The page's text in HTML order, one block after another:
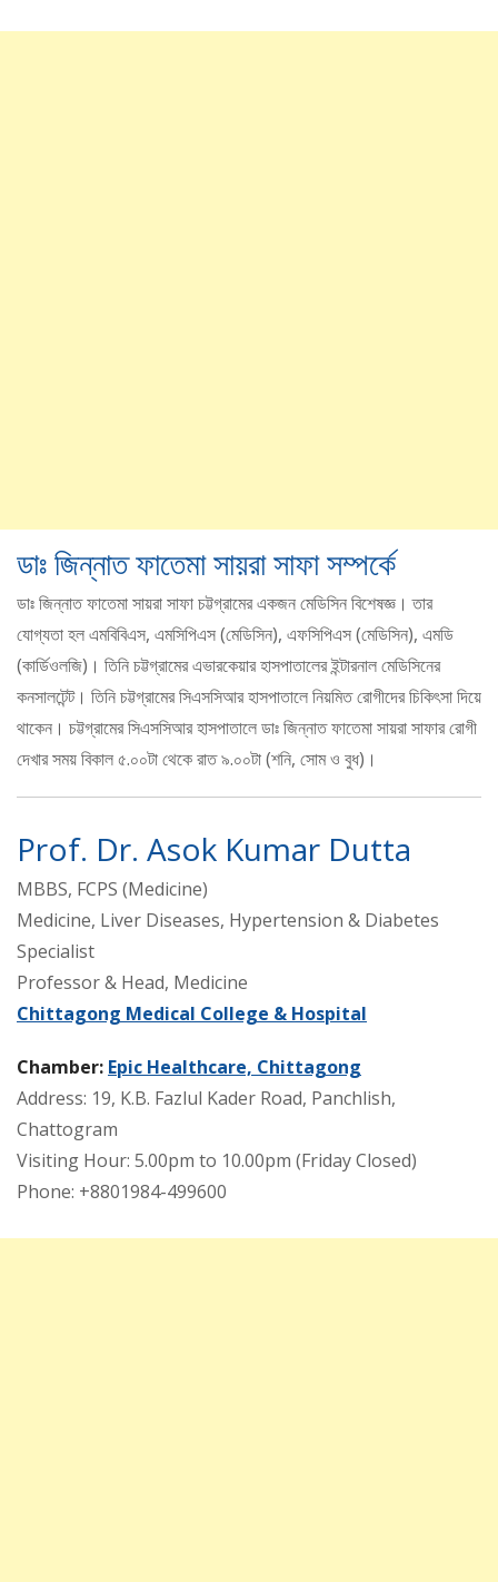
ডাঃ জিন্নাত ফাতেমা সায়রা সাফা সম্পর্কে
ডাঃ জিন্নাত ফাতেমা সায়রা সাফা চট্টগ্রামের একজন মেডিসিন বিশেষজ্ঞ। তার
যোগ্যতা হল এমবিবিএস, এমসিপিএস (মেডিসিন), এফসিপিএস (মেডিসিন), এমডি
(কার্ডিওলজি)। তিনি চট্টগ্রামের এভারকেয়ার হাসপাতালের ইন্টারনাল মেডিসিনের
কনসালটেন্ট। তিনি চট্টগ্রামের সিএসসিআর হাসপাতালে নিয়মিত রোগীদের চিকিৎসা দিয়ে
থাকেন। চট্টগ্রামের সিএসসিআর হাসপাতালে ডাঃ জিন্নাত ফাতেমা সায়রা সাফার রোগী
দেখার সময় বিকাল ৫.০০টা থেকে রাত ৯.০০টা (শনি, সোম ও বুধ)।
Prof. Dr. Asok Kumar Dutta
MBBS, FCPS (Medicine)
Medicine, Liver Diseases, Hypertension & Diabetes
Specialist
Professor & Head, Medicine
Chittagong Medical College & Hospital
Chamber: Epic Healthcare, Chittagong
Address: 19, K.B. Fazlul Kader Road, Panchlish,
Chattogram
Visiting Hour: 5.00pm to 10.00pm (Friday Closed)
Phone: +8801984-499600